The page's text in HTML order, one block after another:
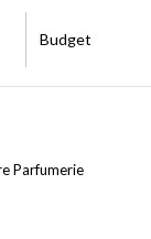
Budget
Parfumerie